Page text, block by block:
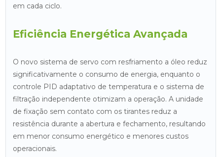
em cada ciclo.
Eficiência Energética Avançada
O novo sistema de servo com resfriamento a óleo reduz
significativamente o consumo de energia, enquanto o
controle PID adaptativo de temperatura e o sistema de
filtração independente otimizam a operação. A unidade
de fixação sem contato com os tirantes reduz a
resistência durante a abertura e fechamento, resultando
em menor consumo energético e menores custos
operacionais.